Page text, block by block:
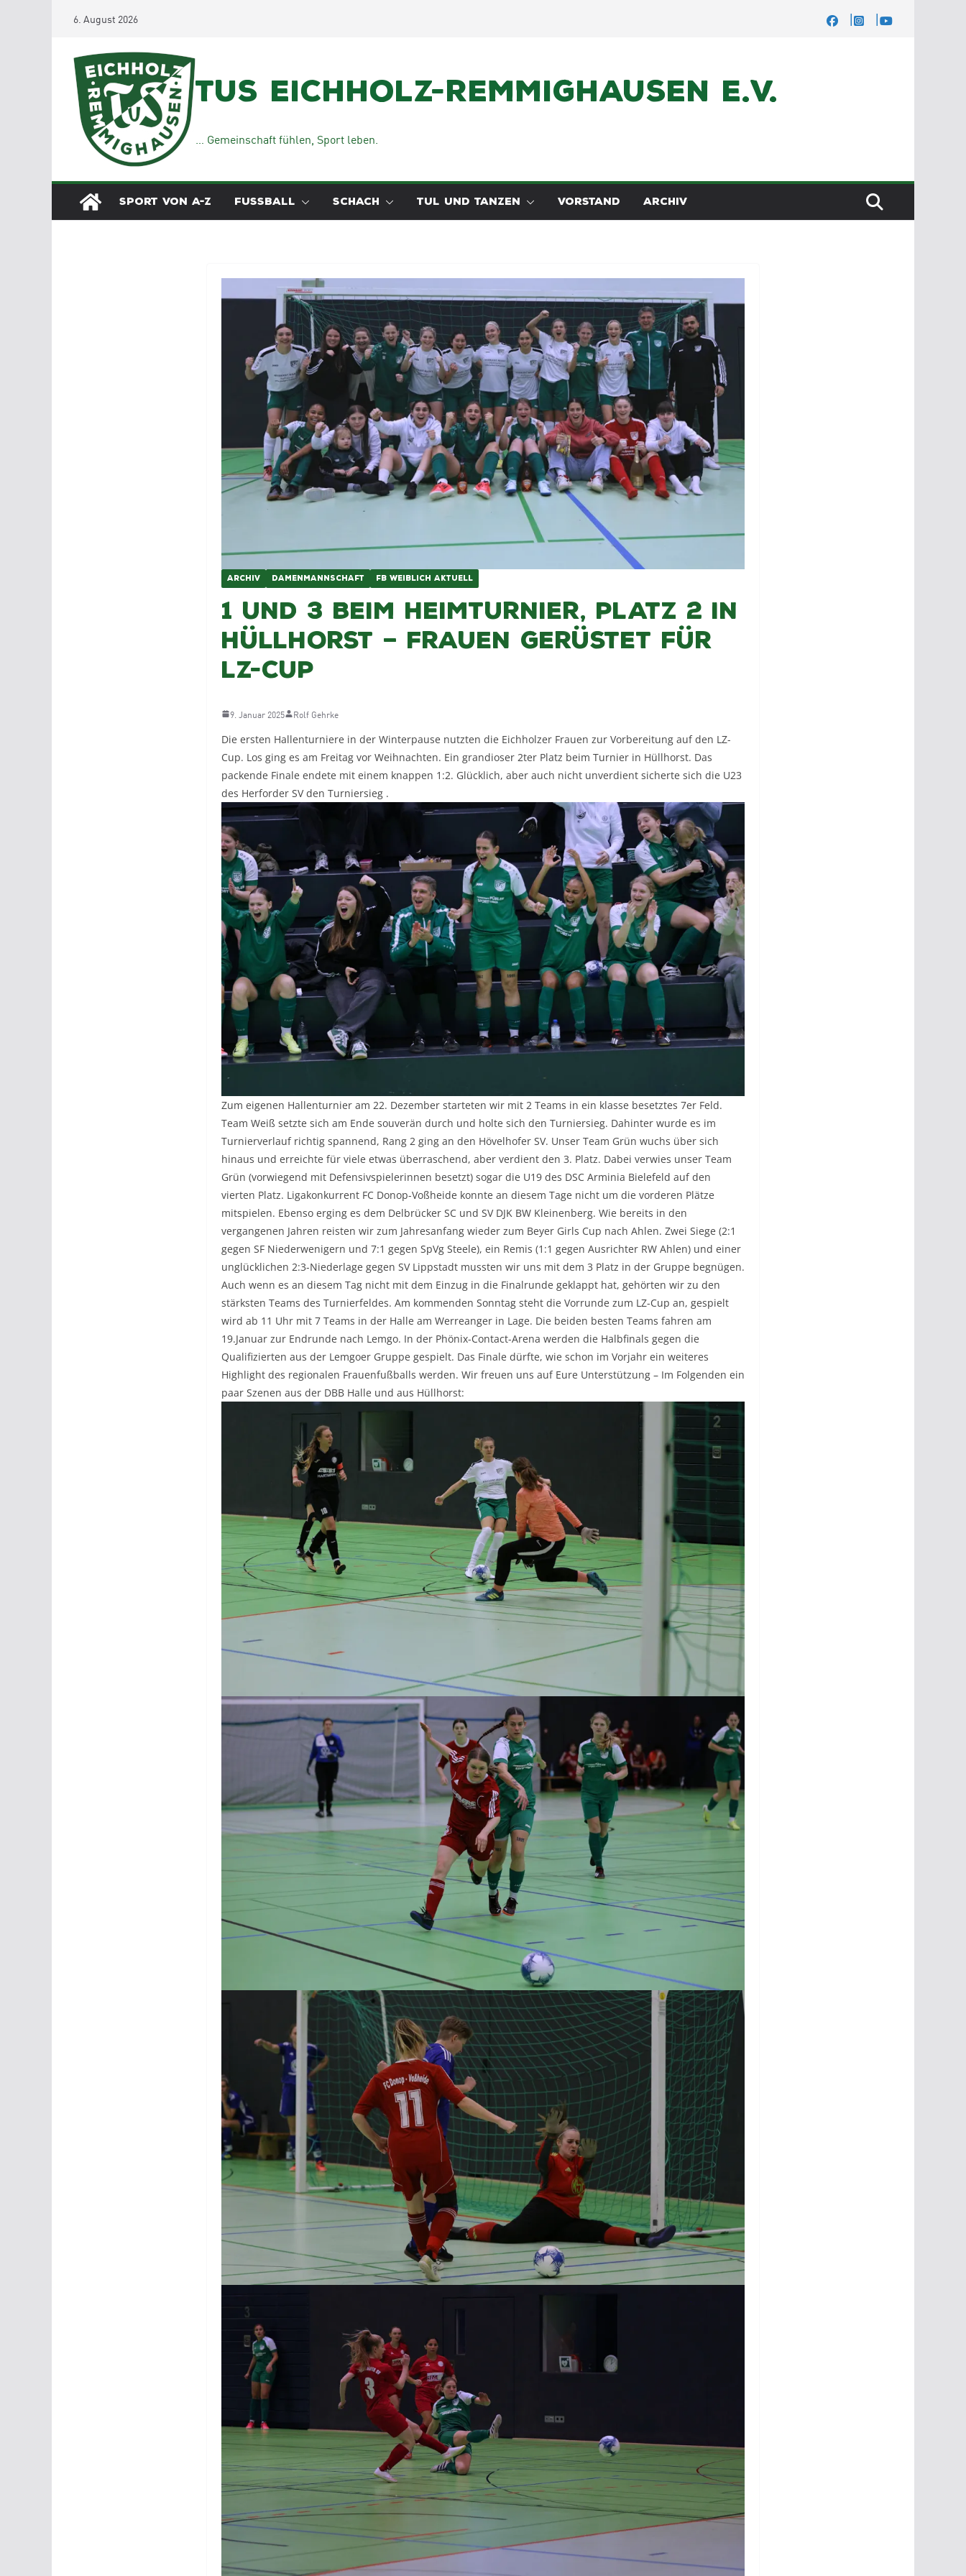
springen
6. August 2026
TuS Eichholz-Remmighausen e.V.
… Gemeinschaft fühlen, Sport leben.
SPORT VON A-Z FUSSBALL SCHACH TUL UND TANZEN VORSTAND ARCHIV
ARCHIV DAMENMANNSCHAFT FB WEIBLICH AKTUELL
1 und 3 beim Heimturnier, Platz 2 in
Hüllhorst – Frauen gerüstet für
LZ-Cup
9. Januar 2025 Rolf Gehrke
Die ersten Hallenturniere in der Winterpause nutzten die Eichholzer Frauen zur Vorbereitung auf den LZ-
Cup. Los ging es am Freitag vor Weihnachten. Ein grandioser 2ter Platz beim Turnier in Hüllhorst. Das
packende Finale endete mit einem knappen 1:2. Glücklich, aber auch nicht unverdient sicherte sich die U23
des Herforder SV den Turniersieg .
Zum eigenen Hallenturnier am 22. Dezember starteten wir mit 2 Teams in ein klasse besetztes 7er Feld.
Team Weiß setzte sich am Ende souverän durch und holte sich den Turniersieg. Dahinter wurde es im
Turnierverlauf richtig spannend, Rang 2 ging an den Hövelhofer SV. Unser Team Grün wuchs über sich
hinaus und erreichte für viele etwas überraschend, aber verdient den 3. Platz. Dabei verwies unser Team
Grün (vorwiegend mit Defensivspielerinnen besetzt) sogar die U19 des DSC Arminia Bielefeld auf den
vierten Platz. Ligakonkurrent FC Donop-Voßheide konnte an diesem Tage nicht um die vorderen Plätze
mitspielen. Ebenso erging es dem Delbrücker SC und SV DJK BW Kleinenberg. Wie bereits in den
vergangenen Jahren reisten wir zum Jahresanfang wieder zum Beyer Girls Cup nach Ahlen. Zwei Siege (2:1
gegen SF Niederwenigern und 7:1 gegen SpVg Steele), ein Remis (1:1 gegen Ausrichter RW Ahlen) und einer
unglücklichen 2:3-Niederlage gegen SV Lippstadt mussten wir uns mit dem 3 Platz in der Gruppe begnügen.
Auch wenn es an diesem Tag nicht mit dem Einzug in die Finalrunde geklappt hat, gehörten wir zu den
stärksten Teams des Turnierfeldes. Am kommenden Sonntag steht die Vorrunde zum LZ-Cup an, gespielt
wird ab 11 Uhr mit 7 Teams in der Halle am Werreanger in Lage. Die beiden besten Teams fahren am
19.Januar zur Endrunde nach Lemgo. In der Phönix-Contact-Arena werden die Halbfinals gegen die
Qualifizierten aus der Lemgoer Gruppe gespielt. Das Finale dürfte, wie schon im Vorjahr ein weiteres
Highlight des regionalen Frauenfußballs werden. Wir freuen uns auf Eure Unterstützung – Im Folgenden ein
paar Szenen aus der DBB Halle und aus Hüllhorst: